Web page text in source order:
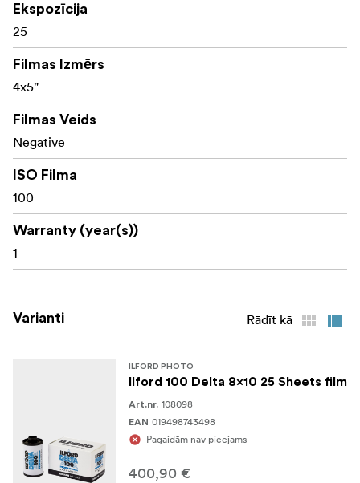
Ekspozīcija
25
Filmas Izmērs
4x5"
Filmas Veids
Negative
ISO Filma
100
Warranty (year(s))
1
Varianti Rādīt kā
ILFORD PHOTO
Ilford 100 Delta 8x10 25 Sheets film
Art.nr. 108098
EAN 019498743498
Pagaidām nav pieejams
400,90 €